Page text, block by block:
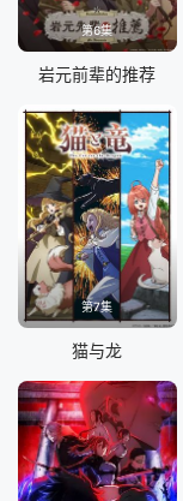
第6集
岩元前辈的推荐
第7集
猫与龙